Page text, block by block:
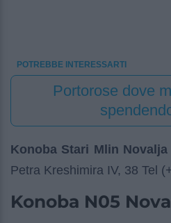
POTREBBE INTERESSARTI
Portorose dove
Konoba Stari Mlin Novalja
Petra Kreshimira IV, 38 Tel
Konoba N05